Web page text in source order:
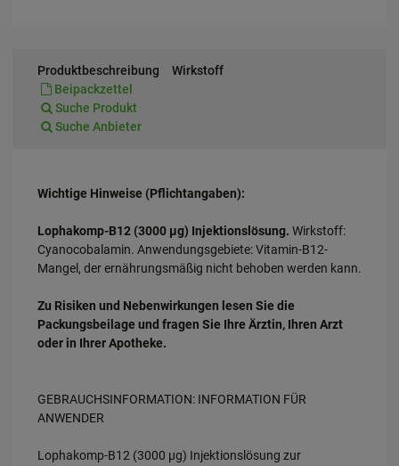
Produktbeschreibung
Wirkstoff
Beipackzettel
Suche Produkt
Suche Anbieter
Wichtige Hinweise (Pflichtangaben):
Lophakomp-B12 (3000 µg) Injektionslösung. Wirkstoff:
Cyanocobalamin. Anwendungsgebiete: Vitamin-B12-
Mangel, der ernährungsmäßig nicht behoben werden kann.
Zu Risiken und Nebenwirkungen lesen Sie die
Packungsbeilage und fragen Sie Ihre Ärztin, Ihren Arzt
oder in Ihrer Apotheke.
GEBRAUCHSINFORMATION: INFORMATION FÜR
ANWENDER
Lophakomp-B12 (3000 µg) Injektionslösung zur